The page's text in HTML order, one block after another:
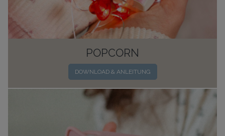
POPCORN
DOWNLOAD & ANLEITUNG